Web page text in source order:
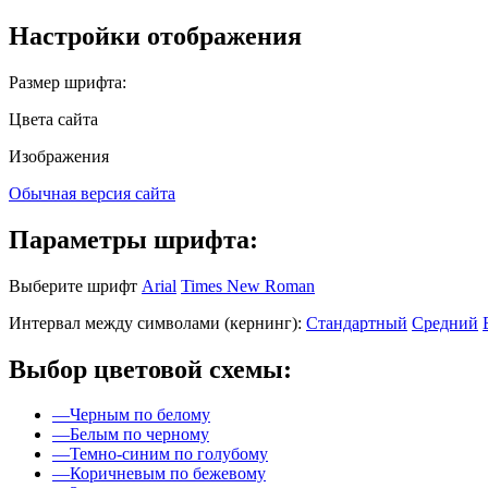
Настройки отображения
Размер шрифта:
Цвета сайта
Изображения
Обычная версия сайта
Параметры шрифта:
Выберите шрифт Arial Times New Roman
Интервал между символами (кернинг): Стандартный Средний
Выбор цветовой схемы:
—Черным по белому
—Белым по черному
—Темно-синим по голубому
—Коричневым по бежевому